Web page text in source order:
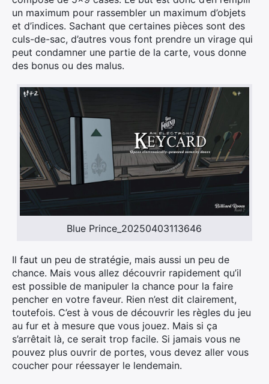
un maximum pour rassembler un maximum d’objets
et d’indices. Sachant que certaines pièces sont des
culs-de-sac, d’autres vous font prendre un virage qui
peut condamner une partie de la carte, vous donne
des bonus ou des malus.
Blue Prince_20250403113646
Il faut un peu de stratégie, mais aussi un peu de
chance. Mais vous allez découvrir rapidement qu’il
est possible de manipuler la chance pour la faire
pencher en votre faveur. Rien n’est dit clairement,
toutefois. C’est à vous de découvrir les règles du jeu
au fur et à mesure que vous jouez. Mais si ça
s’arrêtait là, ce serait trop facile. Si jamais vous ne
pouvez plus ouvrir de portes, vous devez aller vous
coucher pour réessayer le lendemain.